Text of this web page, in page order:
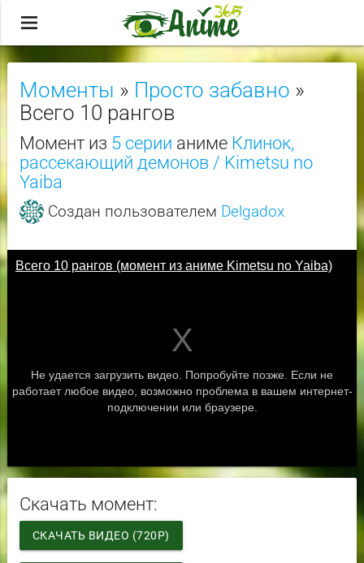
menu
Моменты » Просто забавно »
Всего 10 рангов
Момент из 5 серии аниме Клинок,
рассекающий демонов / Kimetsu no
Yaiba
Создан пользователем Delgadox
Скачать момент:
СКАЧАТЬ ВИДЕО (720P)